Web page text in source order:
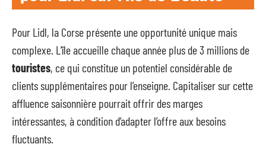
Pour Lidl, la Corse présente une opportunité unique mais
complexe. L’île accueille chaque année plus de 3 millions de
touristes, ce qui constitue un potentiel considérable de
clients supplémentaires pour l’enseigne. Capitaliser sur cette
affluence saisonnière pourrait offrir des marges
intéressantes, à condition d’adapter l’offre aux besoins
fluctuants.